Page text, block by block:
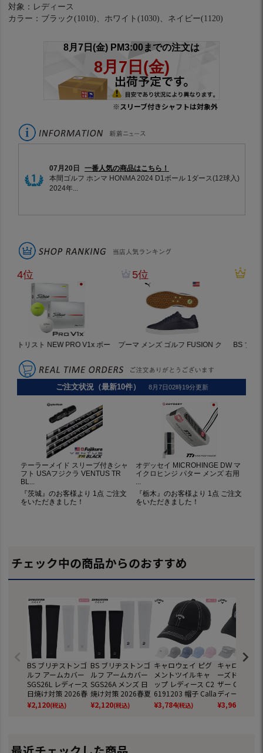
対象：レディース
カラー：ブラック(1010)、ホワイト(1030)、ネイビー(1120)
※スリーブ付きシャフトは対象外
チェック中の商品からのおすすめ
BS ブリヂストンゴ
ルフ アームカバー
SGS26L レディース
日焼け対策 2026春
夏モデル BRIDGES
TONE GOLF 日本正
¥2,120(税込)
BS ブリヂストンゴ
ルフ アームカバー
SGS26A メンズ 日
焼け対策 2026春夏
モデル BRIDGESTO
NE GOLF 日本正規
¥2,120(税込)
キャロウェイ ピグ
メントツイルキャ
ップ レディース C2
6191203 帽子 Calla
way ヘッドウェア
2026春夏モデル 日
¥3,784(税込)
キャロウェイ
ーズドメッシ
ザー
ディース 帽子
way ヘッドウ
2026春夏モ
¥3,960